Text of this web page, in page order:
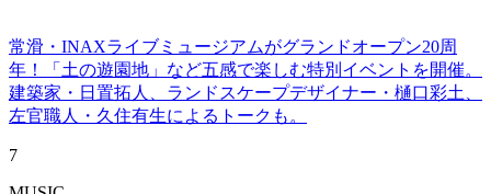
常滑・INAXライブミュージアムがグランドオープン20周
年！「土の遊園地」など五感で楽しむ特別イベントを開催。
建築家・日置拓人、ランドスケープデザイナー・樋口彩土、
左官職人・久住有生によるトークも。
7